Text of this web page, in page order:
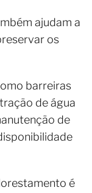
ajudam a
os
barreiras
de água
de
é